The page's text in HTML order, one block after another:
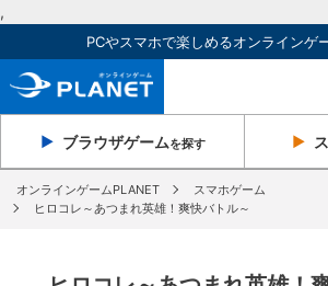
,
PCやスマホで楽しめるオンラインゲ
ブラウザゲームを探す
オンラインゲームPLANET
スマホゲーム
ヒロコレ～あつまれ英雄！爽快バトル～